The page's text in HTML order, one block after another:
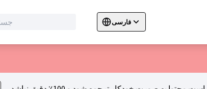
فارسی
Sprache wählen